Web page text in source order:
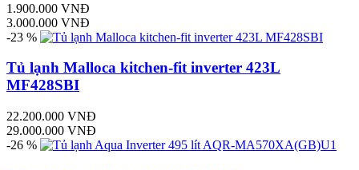
1.900.000 VNĐ
3.000.000 VNĐ
-23 %
Tủ lạnh Malloca kitchen-fit inverter 423L
MF428SBI
22.200.000 VNĐ
29.000.000 VNĐ
-26 %